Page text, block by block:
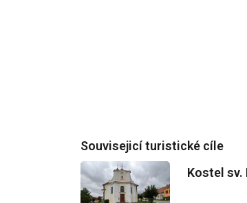
Souvisejicí turistické cíle
Kostel sv.